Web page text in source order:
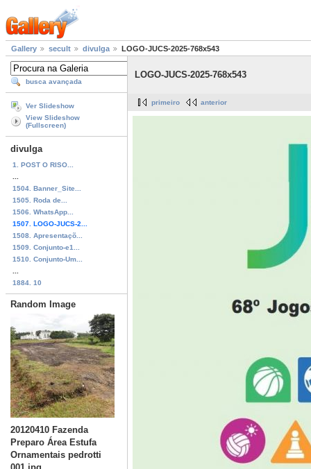
Gallery secult divulga LOGO-JUCS-2025-768x543
busca avançada
Ver Slideshow
View Slideshow
(Fullscreen)
divulga
1. POST O RISO...
1504. Banner_Site...
1505. Roda de...
1506. WhatsApp...
1507. LOGO-JUCS-2...
1508. Apresentaçõ...
1509. Conjunto-e1...
1510. Conjunto-Um...
1884. 10
Random Image
20120410 Fazenda
Preparo Área Estufa
Ornamentais pedrotti
LOGO-JUCS-2025-768x543
primeiro anterior